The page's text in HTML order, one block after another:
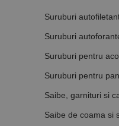
Suruburi
Suruburi
Suruburi pentru
Suruburi pentru
Saibe, garnituri si
Saibe de coama si